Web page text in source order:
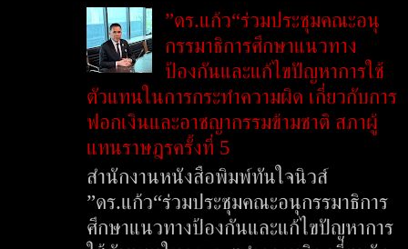
”ดร.แก้ว“ร่วมประชุมคณะอนุ
กรรมาธิการศึกษาแนวทาง
ป้องกันและแก้ไขปัญหาการใช้
ตัวแทนในการกระทำความผิด เกี่ยวกับการ
ฟอกเงินและอาชญากรรมข้ามชาติ สภาผู้
แทนราษฎรครั้งที่ 5
สำนักงานหนังสือพิมพ์ทันใจนิวส์
”ดร.แก้ว“ร่วมประชุมคณะอนุกรรมาธิการ
ศึกษาแนวทางป้องกันและแก้ไขปัญหาการ